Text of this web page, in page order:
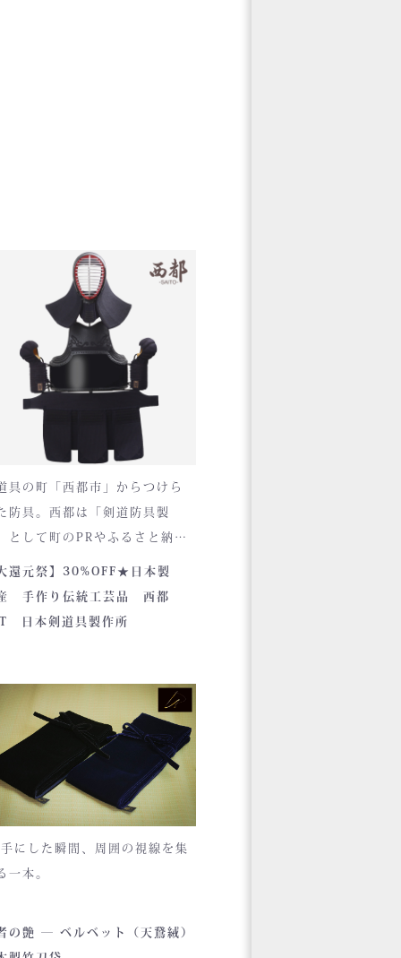
具の町「西都市」からつけら
防具。西都は「剣道防具製
として町のPRやふるさと納税
めに作られました。しかし全
販売店様の強い意向で卸販売
始すると瞬く間に依頼殺到し
こともあり、高品質低価格を
るだけ再現しております。特に
手は使いやすいと評判です。
大還元祭】30%OFF★日本製
手作り伝統工芸品 西都
日本剣道具製作所
にした瞬間、周囲の視線を集
一本。
く艶めくベルベットの光沢。
でわかる高級感と、近づくほ
の艶 ― ベルベット（天鵞絨）